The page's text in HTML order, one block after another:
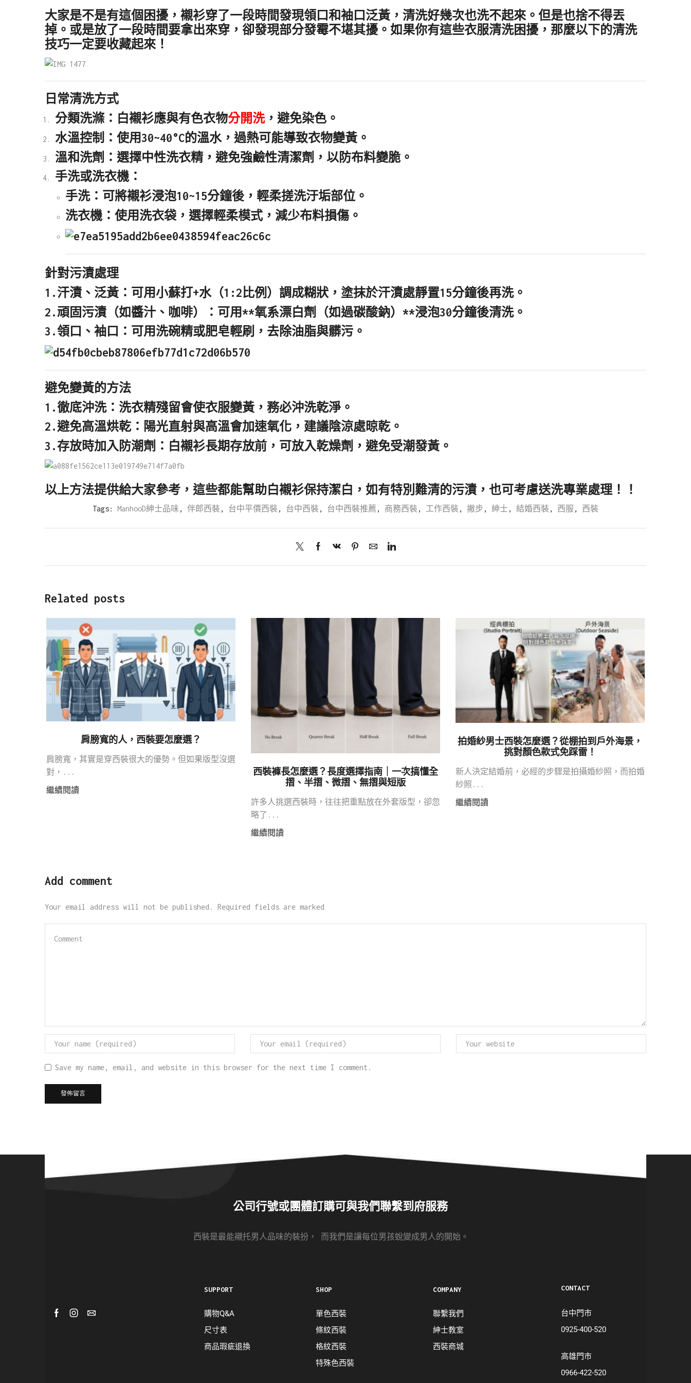
大家是不是有這個困擾，襯衫穿了一段時間發現領口和袖口泛黃，清洗好幾次也洗不起來。但是也捨不得丟
掉。或是放了一段時間要拿出來穿，卻發現部分發霉不堪其擾。如果你有這些衣服清洗困擾，那麼以下的清洗
技巧一定要收藏起來！
日常清洗方式
分類洗滌：白襯衫應與有色衣物分開洗，避免染色。
水溫控制 ：使用30~40°C的溫水，過熱可能導致衣物變黃。
溫和洗劑 ：選擇中性洗衣精 ，避免強鹼性清潔劑，以防布料變脆。
手洗或洗衣機 ：
手洗：可將襯衫浸泡10~15分鐘後，輕柔搓洗汙垢部位。
洗衣機 ：使用洗衣袋 ，選擇輕柔模式 ，減少布料損傷。
針對污漬處理
1.汗漬、泛黃 ：可用小蘇打+水（1:2比例）調成糊狀，塗抹於汗漬處靜置15分鐘後再洗。
2.頑固污漬（如醬汁、咖啡）
：可用**氧系漂白劑（如過碳酸鈉）**浸泡30分鐘後清洗。
3.領口、袖口 ：可用洗碗精或肥皂輕刷，去除油脂與髒污。
避免變黃的方法
1.徹底沖洗：洗衣精殘留會使衣服變黃，務必沖洗乾淨。
2.避免高溫烘乾 ：陽光直射與高溫會加速氧化，建議陰涼處晾乾 。
3.存放時加入防潮劑 ：白襯衫長期存放前，可放入乾燥劑，避免受潮發黃。
以上方法提供給大家參考，這些都能幫助白襯衫保持潔白，如有特別難清的污漬，也可考慮送洗專業處理！！
Tags: ManhooD紳士品味 , 伴郎西裝 , 台中平價西裝 , 台中西裝 , 台中西裝推薦 , 商務西裝 , 工作西裝 , 撇步 , 紳士 , 結婚西裝 , 西服 , 西裝
Related posts
肩膀寬的人，西裝要怎麼選？
肩膀寬，其實是穿西裝很大的優勢。但如果版型沒選
對，...
繼續閱讀
西裝褲長怎麼選？長度選擇指南｜一次搞懂全
摺、半摺、微摺、無摺與短版
許多人挑選西裝時，往往把重點放在外套版型，卻忽
略了...
繼續閱讀
拍婚紗男士西裝怎麼選？從棚拍到戶外海景，
挑對顏色款式免踩雷！
新人決定結婚前，必經的步驟是拍攝婚紗照，而拍婚
紗照...
繼續閱讀
Add comment
Your email address will not be published. Required fields are marked
Save my name, email, and website in this browser for the next time I comment.
公司行號或團體訂購可與我們聯繫到府服務
西裝是最能襯托男人品味的裝扮， 而我們是讓每位男孩蛻變成男人的開始。
SUPPORT
購物Q&A
尺寸表
商品瑕疵退換
SHOP
單色西裝
條紋西裝
格紋西裝
特殊色西裝
COMPANY
聯繫我們
紳士教室
西裝商城
CONTACT
台中門市
0925-400-520
高雄門市
0966-422-520